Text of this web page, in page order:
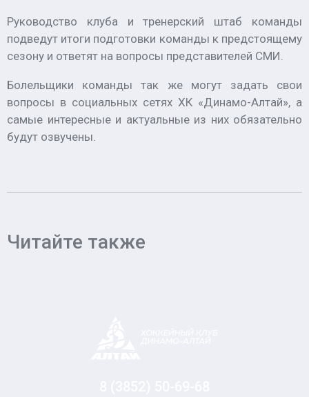
Руководство клуба и тренерский штаб команды
подведут итоги подготовки команды к предстоящему
сезону и ответят на вопросы представителей СМИ.
Болельщики команды так же могут задать свои
вопросы в социальных сетях ХК «Динамо-Алтай», а
самые интересные и актуальные из них обязательно
будут озвучены.
Читайте также